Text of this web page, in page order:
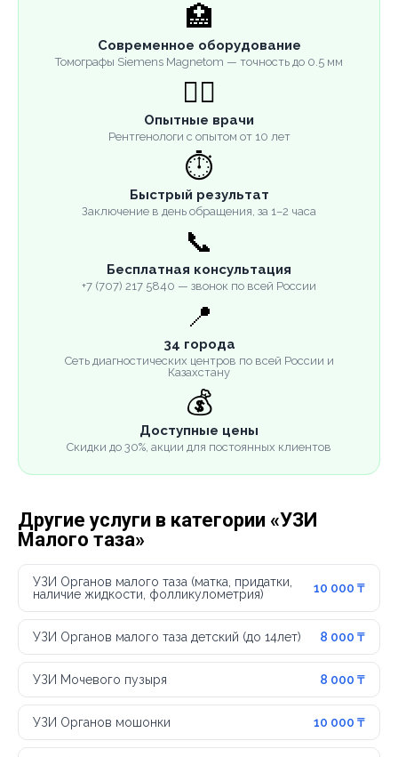
🏥
Современное оборудование
Томографы Siemens Magnetom — точность до 0.5 мм
👨‍⚕️
Опытные врачи
Рентгенологи с опытом от 10 лет
⏱️
Быстрый результат
Заключение в день обращения, за 1–2 часа
📞
Бесплатная консультация
+7 (707) 217 5840 — звонок по всей России
📍
34 города
Сеть диагностических центров по всей России и
Казахстану
💰
Доступные цены
Скидки до 30%, акции для постоянных клиентов
Другие услуги в категории «УЗИ
Малого таза»
УЗИ Органов малого таза (матка, придатки,
наличие жидкости, фолликулометрия)
10 000 ₸
УЗИ Органов малого таза детский (до 14лет) 8 000 ₸
УЗИ Мочевого пузыря 8 000 ₸
УЗИ Органов мошонки 10 000 ₸